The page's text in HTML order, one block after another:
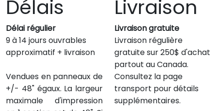
Délais
Délai régulier
9 à 14 jours ouvrables
approximatif + livraison
Vendues en panneaux de
+/- 48" égaux. La largeur
maximale d'impression
Livraison
Livraison gratuite
Livraison régulière
gratuite sur 250$ d'achat
partout au Canada.
Consultez la page
transport pour détails
supplémentaires.